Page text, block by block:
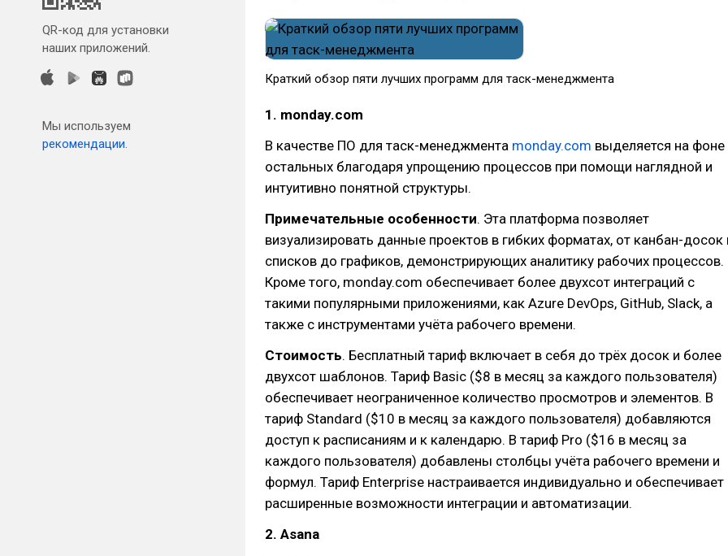
QR-код для установки
наших приложений.
Мы используем
рекомендации.
Краткий обзор пяти лучших программ для таск-менеджмента
1. monday.com
В качестве ПО для таск-менеджмента monday.com выделяется на фоне
остальных благодаря упрощению процессов при помощи наглядной и
интуитивно понятной структуры.
Примечательные особенности. Эта платформа позволяет
визуализировать данные проектов в гибких форматах, от канбан-досок
списков до графиков, демонстрирующих аналитику рабочих процессов.
Кроме того, monday.com обеспечивает более двухсот интеграций с
такими популярными приложениями, как Azure DevOps, GitHub, Slack, а
также с инструментами учёта рабочего времени.
Стоимость. Бесплатный тариф включает в себя до трёх досок и более
двухсот шаблонов. Тариф Basic ($8 в месяц за каждого пользователя)
обеспечивает неограниченное количество просмотров и элементов. В
тариф Standard ($10 в месяц за каждого пользователя) добавляются
доступ к расписаниям и к календарю. В тариф Pro ($16 в месяц за
каждого пользователя) добавлены столбцы учёта рабочего времени и
формул. Тариф Enterprise настраивается индивидуально и обеспечивает
расширенные возможности интеграции и автоматизации.
2. Asana